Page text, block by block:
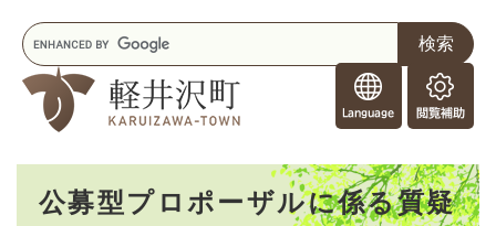
o
r
e
閲
覧
助
キ
ー
ワ
公募型プロポーザルに係る質疑